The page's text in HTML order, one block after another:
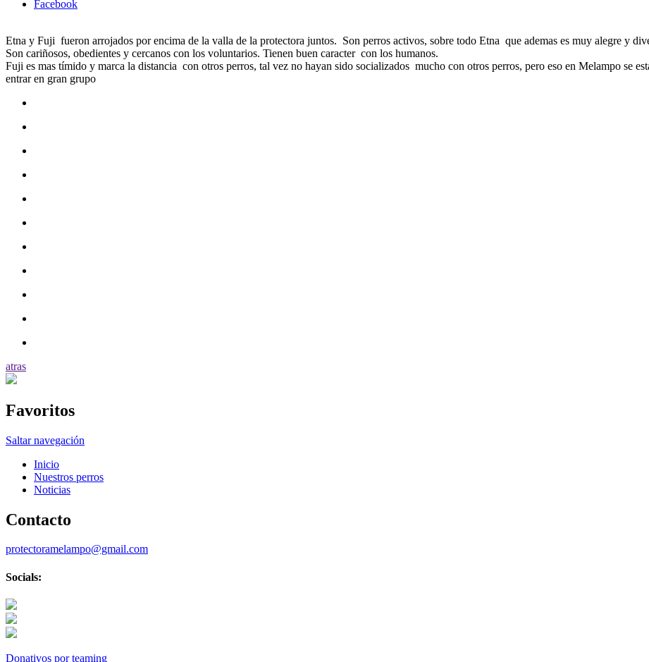
Facebook
Etna y Fuji fueron arrojados por encima de la valla de la protectora juntos. Son perros activos, sobre todo Etna que ademas es muy alegre y
Son cariñosos, obedientes y cercanos con los voluntarios. Tienen buen caracter con los humanos.
Fuji es mas tímido y marca la distancia con otros perros, tal vez no hayan sido socializados mucho con otros perros, pero eso en Melampo se
entrar en gran grupo
atras
Favoritos
Saltar navegación
Inicio
Nuestros perros
Noticias
Contacto
protectoramelampo@gmail.com
Socials:
Donativos por teaming